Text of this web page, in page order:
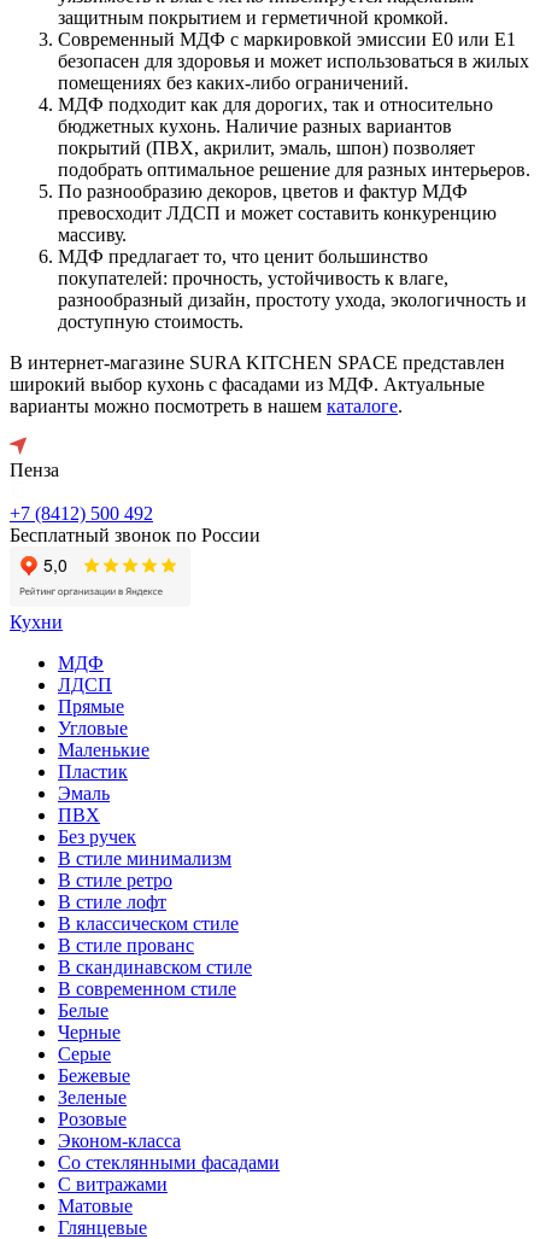
защитным покрытием и герметичной кромкой.
Современный МДФ с маркировкой эмиссии Е0 или Е1
безопасен для здоровья и может использоваться в жилых
помещениях без каких-либо ограничений.
МДФ подходит как для дорогих, так и относительно
бюджетных кухонь. Наличие разных вариантов
покрытий (ПВХ, акрилит, эмаль, шпон) позволяет
подобрать оптимальное решение для разных интерьеров.
По разнообразию декоров, цветов и фактур МДФ
превосходит ЛДСП и может составить конкуренцию
массиву.
МДФ предлагает то, что ценит большинство
покупателей: прочность, устойчивость к влаге,
разнообразный дизайн, простоту ухода, экологичность и
доступную стоимость.
В интернет-магазине SURA KITCHEN SPACE представлен
широкий выбор кухонь с фасадами из МДФ. Актуальные
варианты можно посмотреть в нашем каталоге.
Пенза
+7 (8412) 500 492
Бесплатный звонок по России
Кухни
МДФ
ЛДСП
Прямые
Угловые
Маленькие
Пластик
Эмаль
ПВХ
Без ручек
В стиле минимализм
В стиле ретро
В стиле лофт
В классическом стиле
В стиле прованс
В скандинавском стиле
В современном стиле
Белые
Черные
Серые
Бежевые
Зеленые
Розовые
Эконом-класса
Со стеклянными фасадами
С витражами
Матовые
Глянцевые